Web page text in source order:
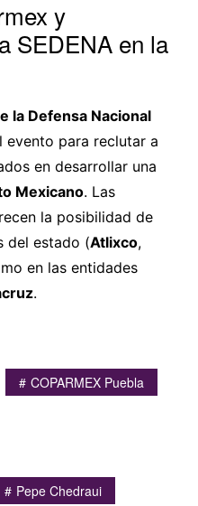
y
SEDENA en la
la Defensa Nacional
evento para reclutar a
en desarrollar una
Mexicano. Las
la posibilidad de
del estado (Atlixco,
en las entidades
.
COPARMEX Puebla
Pepe Chedraui